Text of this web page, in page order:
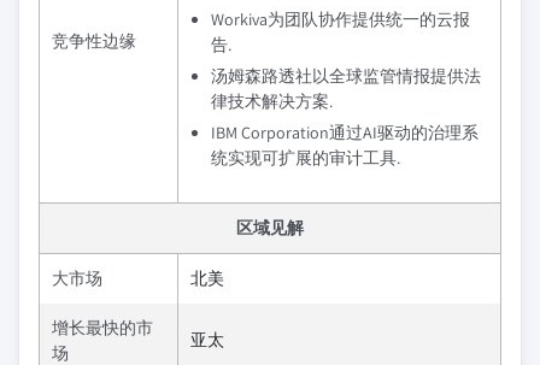
竞争性边缘
Workiva为团队协作提供统一的云报
告.
汤姆森路透社以全球监管情报提供法
律技术解决方案.
IBM Corporation通过AI驱动的治理系
统实现可扩展的审计工具.
区域见解
大市场 北美
增长最快的市
场
亚太